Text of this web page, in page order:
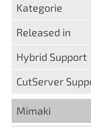
Mimaki